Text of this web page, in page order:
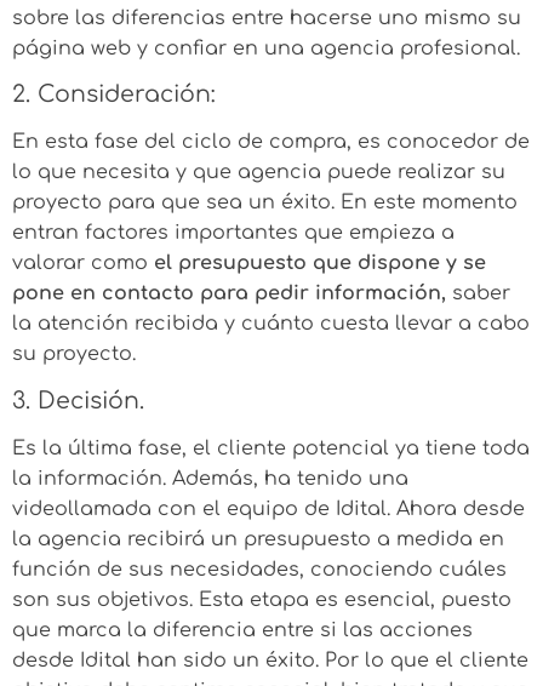
sobre las diferencias entre hacerse uno mismo su
página web y confiar en una agencia profesional.
2. Consideración:
En esta fase del ciclo de compra, es conocedor de
lo que necesita y que agencia puede realizar su
proyecto para que sea un éxito. En este momento
entran factores importantes que empieza a
valorar como el presupuesto que dispone y se
pone en contacto para pedir información, saber
la atención recibida y cuánto cuesta llevar a cabo
su proyecto.
3. Decisión.
Es la última fase, el cliente potencial ya tiene toda
la información. Además, ha tenido una
videollamada con el equipo de Idital. Ahora desde
la agencia recibirá un presupuesto a medida en
función de sus necesidades, conociendo cuáles
son sus objetivos. Esta etapa es esencial, puesto
que marca la diferencia entre si las acciones
desde Idital han sido un éxito. Por lo que el cliente